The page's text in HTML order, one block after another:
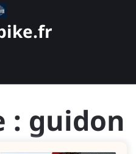
: guidon